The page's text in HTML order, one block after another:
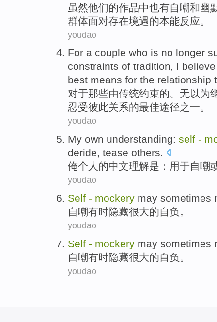
虽然他们的作品中也有自嘲和幽
群体面对存在境遇的本能反应 。
youdao
For a couple who is no longer
constraints of tradition, I
best means for the relationship
对于那些由传统约束的、无以为
忍受彼此关系的最佳途径之一。
youdao
My own understanding: self -
deride, tease others.
俺个人的中文理解是 ： 用于自嘲
youdao
Self - mockery may sometimes
自嘲有时隐藏很大的自负 。
youdao
Self - mockery may sometimes
自嘲有时隐藏很大的自负 。
youdao